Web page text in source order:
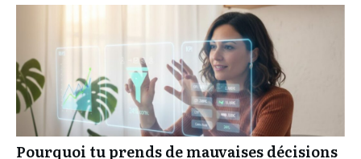
Pourquoi tu prends de mauvaises décisions